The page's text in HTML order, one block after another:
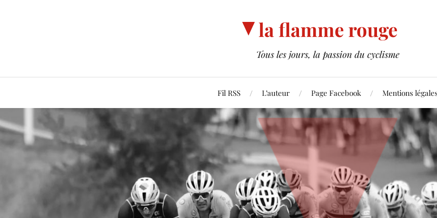
la flamme rouge
Tous les jours, la passion du cyclisme
Fil RSS L’auteur Page Facebook Mentions